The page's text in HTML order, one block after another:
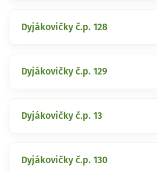
Dyjákovičky č.p. 128
Dyjákovičky č.p. 129
Dyjákovičky č.p. 13
Dyjákovičky č.p. 130